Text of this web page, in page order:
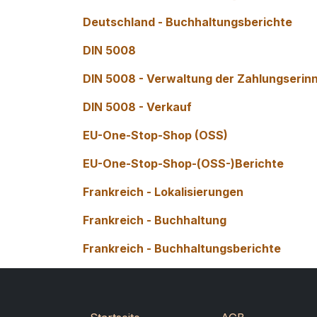
Deutschland - Buchhaltungsberichte
DIN 5008
DIN 5008 - Verwaltung der
DIN 5008 - Verkauf
EU-One-Stop-Shop (OSS)
EU-One-Stop-Shop-(OSS-)Berichte
Frankreich - Lokalisierungen
Frankreich - Buchhaltung
Frankreich - Buchhaltungsberichte